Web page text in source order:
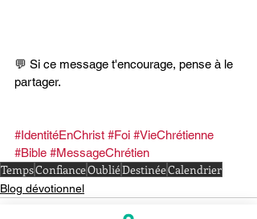
💬 Si ce message t'encourage, pense à le
partager.
#IdentitéEnChrist #Foi #VieChrétienne
#Bible #MessageChrétien
TempsConfianceOubliéDestinéeCalendrier
Blog dévotionnel